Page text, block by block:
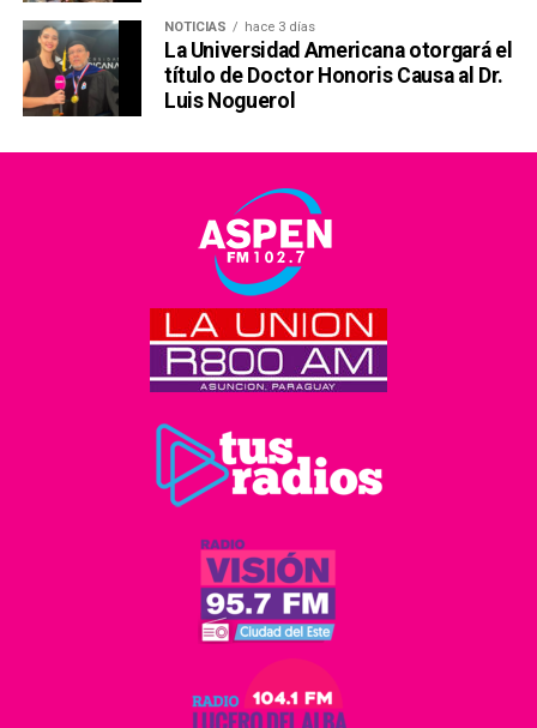
NOTICIAS hace 3 días
La Universidad Americana otorgará el
título de Doctor Honoris Causa al Dr.
Luis Noguerol